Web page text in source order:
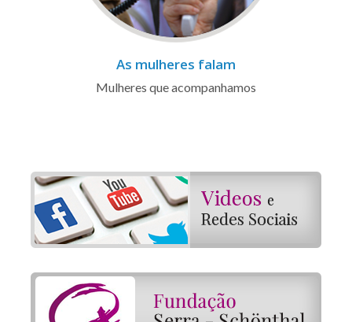
As mulheres falam
Mulheres que acompanhamos